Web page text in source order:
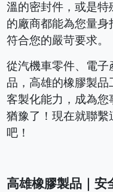
溫的密封件，或是
的廠商都能為您量
符合您的嚴苛要求。
從汽機車零件、電子
品，高雄的橡膠製
客製化能力，成為
猶豫了！現在就聯
吧！
高雄橡膠製品｜安